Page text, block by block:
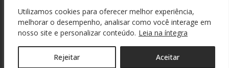
Utilizamos cookies para oferecer melhor experiência,
melhorar o desempenho, analisar como você interage em
nosso site e personalizar conteúdo. Leia na íntegra
Rejeitar Aceitar
Email